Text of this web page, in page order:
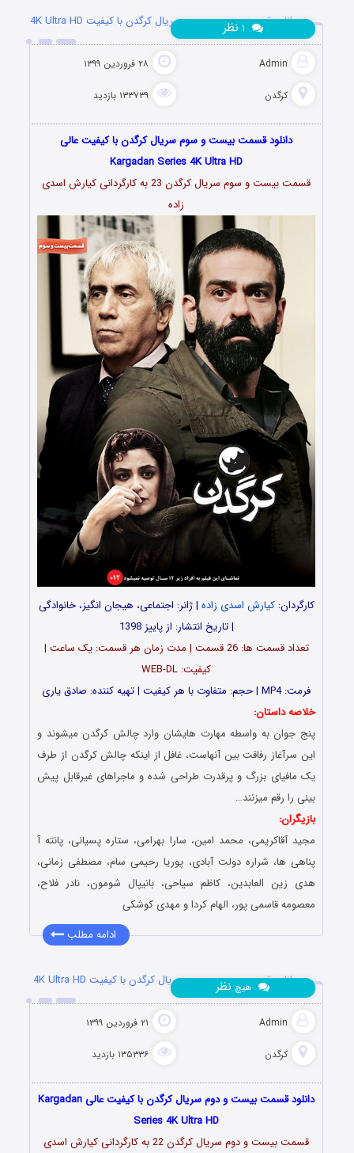
دانلود قسمت بیست و سوم سریال کرگدن با کیفیت 4K Ultra HD
Admin ۲۸ فروردین ۱۳۹۹
کرگدن ۱۳۳۷۳۹ بازدید
نظر
دانلود قسمت بیست و سوم سریال کرگدن با کیفیت عالی
Kargadan Series 4K Ultra HD
قسمت بیست و سوم سریال کرگدن 23 به کارگردانی کیارش
اسدى
زاده
کارگردان:کیارش اسدی زاده | ژانر: اجتماعی، هیجان انگیز، خانوادگی
| تاریخ انتشار: از پاییز 1398
تعداد قسمت ها: 26 قسمت | مدت زمان هر قسمت: یک ساعت |
کیفیت: WEB-DL
فرمت: MP4 | حجم: متفاوت با هر کیفیت |
تهیه کننده: صادق یارى
خلاصه داستان:
پنج جوان به واسطه مهارت هایشان وارد چالش کرگدن میشوند و
این سرآغاز رفاقت بین آنهاست، غافل از اینکه چالش کرگدن از طرف
یک مافیای بزرگ و پرقدرت طراحی شده و ماجراهای غیرقابل پیش
بینی را رقم میزنند…
بازیگران:
مجید آقاکریمی، محمد امین، سارا بهرامی، ستاره پسیانی، پانته آ
پناهی ها، شراره دولت آبادی، پوریا رحیمی سام، مصطفی زمانی،
هدی زین العابدین، کاظم سیاحی، بانیپال شومون، نادر فلاح،
معصومه قاسمی پور، الهام کردا و مهدی کوشکی
ادامه مطلب
دانلود قسمت بیست و دوم سریال کرگدن با کیفیت 4K Ultra HD
Admin ۲۱ فروردین ۱۳۹۹
کرگدن ۱۳۵۳۳۶ بازدید
هیچ نظر
دانلود قسمت بیست و دوم سریال کرگدن با کیفیت عالی Kargadan
Series 4K Ultra HD
قسمت بیست و دوم سریال کرگدن 22 به کارگردانی کیارش
اسدى